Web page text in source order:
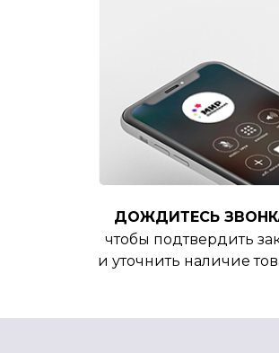
ДОЖДИТЕСЬ
чтобы подтвердить
и уточнить наличие